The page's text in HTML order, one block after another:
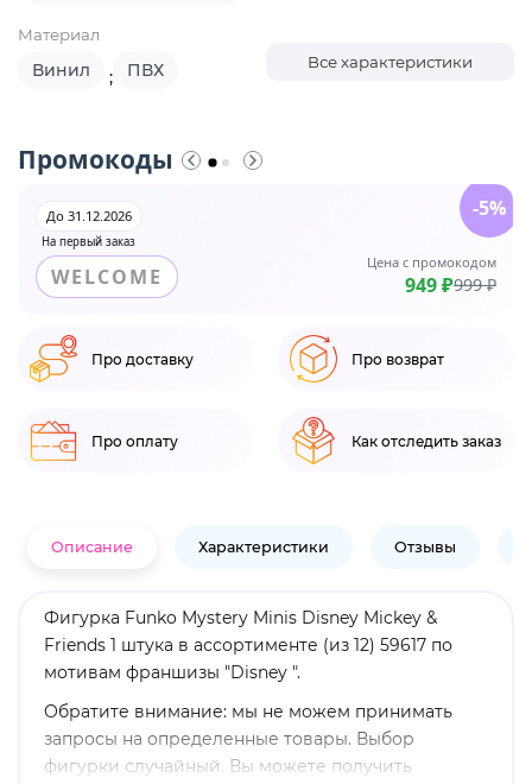
Материал
Винил ; ПВХ Все характеристики
Промокоды
На первый заказ
До 31.12.2026
WELCOME
Цена с промокодом
949 ₽999 ₽
-5%
Про доставку Про возврат
Про оплату Как отследить заказ
Описание Характеристики Отзывы
Фигурка Funko Mystery Minis Disney Mickey &
Friends 1 штука в ассортименте (из 12) 59617 по
мотивам франшизы "Disney ".
Обратите внимание: мы не можем принимать
запросы на определенные товары. Выбор
фигурки случайный. Вы можете получить